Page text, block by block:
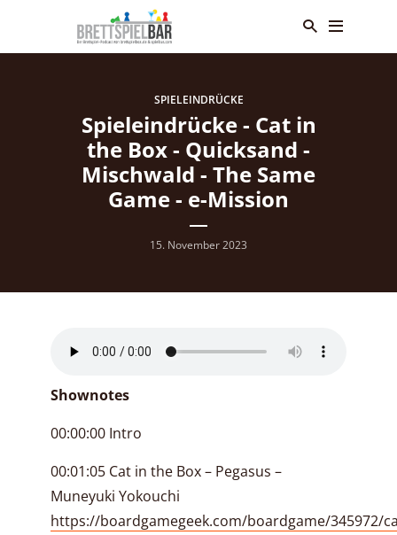
SPIELEINDRÜCKE
Spieleindrücke - Cat in
the Box - Quicksand -
Mischwald - The Same
Game - e-Mission
15. November 2023
Shownotes
00:00:00 Intro
00:01:05 Cat in the Box – Pegasus –
Muneyuki Yokouchi
https://boardgamegeek.com/boardgame/345972/